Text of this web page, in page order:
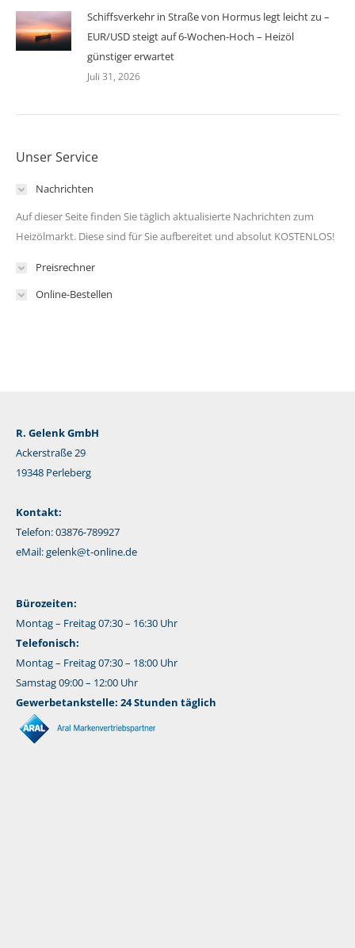
Schiffsverkehr in Straße von Hormus legt leicht zu –
EUR/USD steigt auf 6-Wochen-Hoch – Heizöl
günstiger erwartet
Juli 31, 2026
Unser Service
Nachrichten
Auf dieser Seite finden Sie täglich aktualisierte Nachrichten zum
Heizölmarkt. Diese sind für Sie aufbereitet und absolut KOSTENLOS!
Preisrechner
Online-Bestellen
R. Gelenk GmbH
Ackerstraße 29
19348 Perleberg
Kontakt:
Telefon: 03876-789927
eMail:gelenk@t-online.de
Bürozeiten:
Montag – Freitag 07:30 – 16:30 Uhr
Telefonisch:
Montag – Freitag 07:30 – 18:00 Uhr
Samstag 09:00 – 12:00 Uhr
Gewerbetankstelle: 24 Stunden täglich